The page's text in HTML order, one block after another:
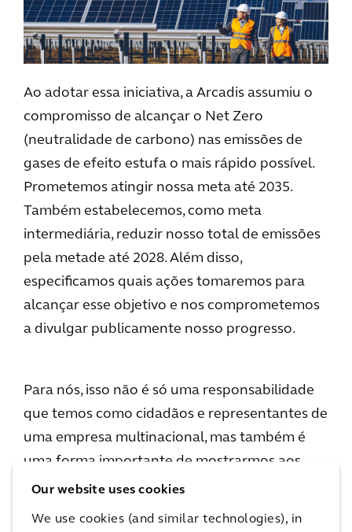
Our website uses cookies
We use cookies (and similar technologies), in
Ao adotar essa iniciativa, a Arcadis assumiu o
compromisso de alcançar o Net Zero
(neutralidade de carbono) nas emissões de
gases de efeito estufa o mais rápido possível.
Prometemos atingir nossa meta até 2035.
Também estabelecemos, como meta
intermediária, reduzir nosso total de emissões
pela metade até 2028. Além disso,
especificamos quais ações tomaremos para
alcançar esse objetivo e nos comprometemos
a divulgar publicamente nosso progresso.
Para nós, isso não é só uma responsabilidade
que temos como cidadãos e representantes de
uma empresa multinacional, mas também é
uma forma importante de mostrarmos aos
governos de todo o mundo que não há mais